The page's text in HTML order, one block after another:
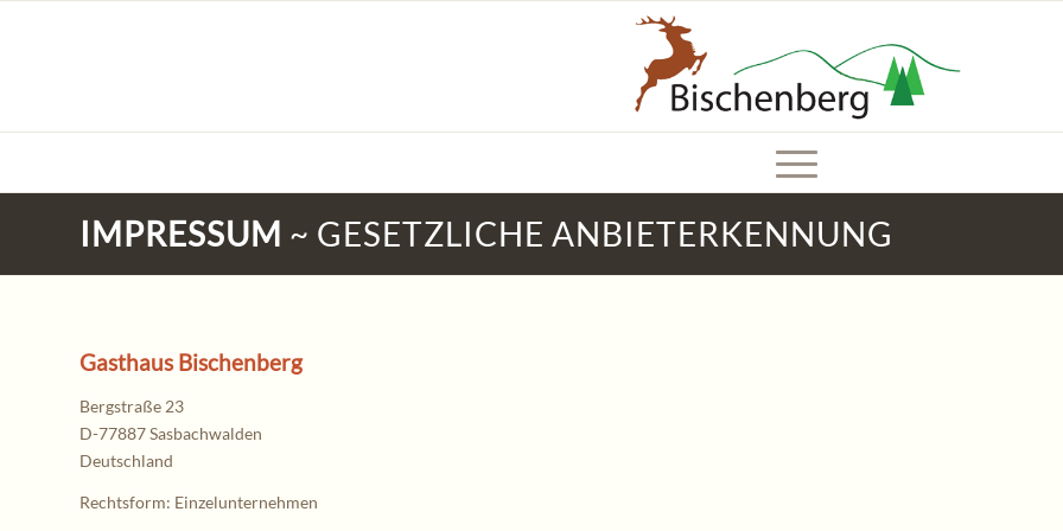
IMPRESSUM ~ GESETZLICHE ANBIETERKENNUNG
Gasthaus Bischenberg
Bergstraße 23
D-77887 Sasbachwalden
Deutschland
Rechtsform: Einzelunternehmen